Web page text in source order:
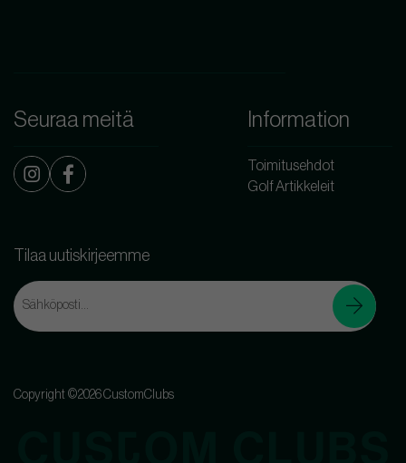
Seuraa meitä Information
Toimitusehdot
Golf Artikkeleit
Tilaa uutiskirjeemme
Copyright ©2026 CustomClubs